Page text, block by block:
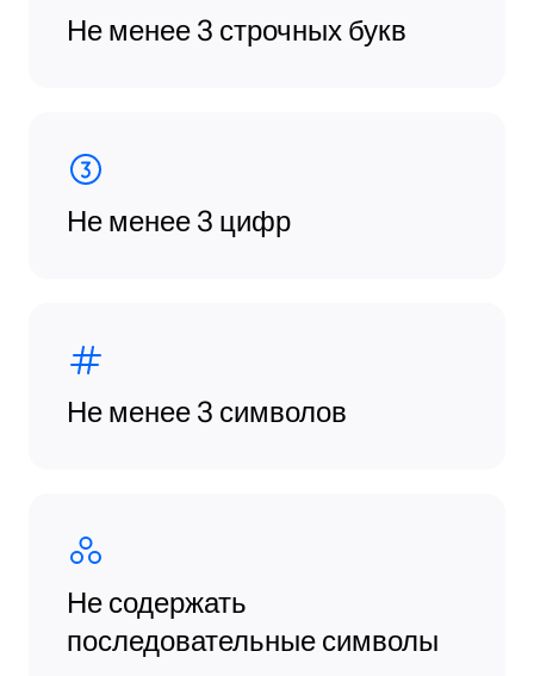
Не менее 3 строчных букв
Не менее 3 цифр
Не менее 3 символов
Не содержать
последовательные символы